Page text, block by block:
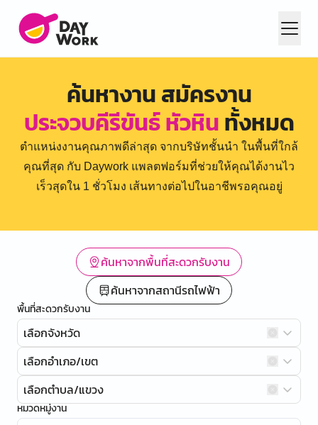
ค้นหางาน สมัครงาน
ประจวบคีรีขันธ์ หัวหินทั้งหมด
ตำแหน่งงานคุณภาพดีล่าสุด จากบริษัทชั้นนำ ในพื้นที่ใกล้
คุณที่สุด กับ Daywork แพลตฟอร์มที่ช่วยให้คุณได้งานไว
เร็วสุดใน 1 ชั่วโมง เส้นทางต่อไปในอาชีพรอคุณอยู่
ค้นหาจากพื้นที่สะดวกรับงาน
ค้นหาจากสถานีรถไฟฟ้า
พื้นที่สะดวกรับงาน
เลือกจังหวัด
เลือกอำเภอ/เขต
เลือกตำบล/แขวง
หมวดหมู่งาน